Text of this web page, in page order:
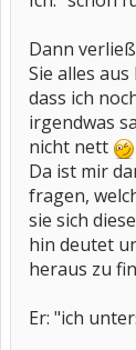
Dann
Sie alles
dass ich
irgendwas
nicht nett
Da ist mir
fragen,
sie sich
hin deutet
heraus zu
Er: "ich